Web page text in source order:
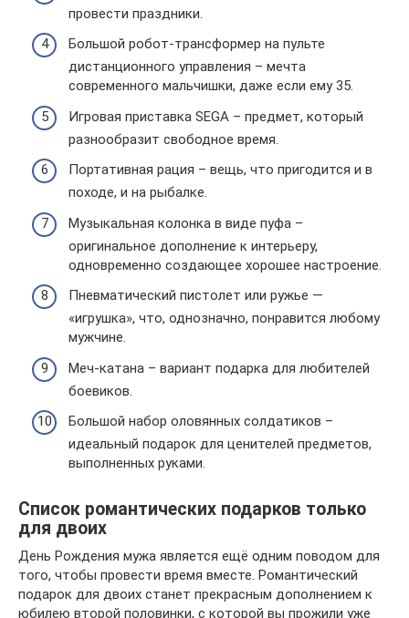
провести праздники.
Большой робот-трансформер на пульте
дистанционного управления – мечта
современного мальчишки, даже если ему 35.
Игровая приставка SEGA – предмет, который
разнообразит свободное время.
Портативная рация – вещь, что пригодится и в
походе, и на рыбалке.
Музыкальная колонка в виде пуфа –
оригинальное дополнение к интерьеру,
одновременно создающее хорошее настроение.
Пневматический пистолет или ружье —
«игрушка», что, однозначно, понравится любому
мужчине.
Меч-катана – вариант подарка для любителей
боевиков.
Большой набор оловянных солдатиков –
идеальный подарок для ценителей предметов,
выполненных руками.
Список романтических подарков только
для двоих
День Рождения мужа является ещё одним поводом для
того, чтобы провести время вместе. Романтический
подарок для двоих станет прекрасным дополнением к
юбилею второй половинки, с которой вы прожили уже